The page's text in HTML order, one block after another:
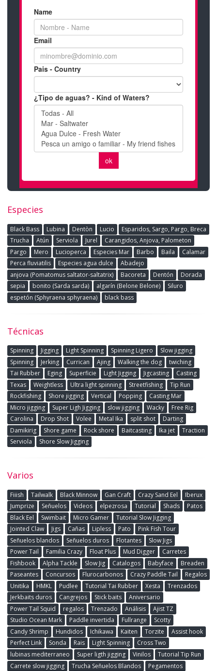
Especies
Black Bass Lubina Dentòn Lucio
Esparidos, Sargo, Pargo, Breca
Trucha
Atún Serviola Jurel
Carangidos, Anjova, Palometon
Pargo
Mero Lucioperca Especies Mar Barbo Baila
Calamar
Perca fluviatilis
Especies agua dulce
Abadejo
anjova (Pomatomus saltator-saltatrix)
Bacoreta Dentón
Dorada
sepia
bonito (Sarda sarda) algarín (Belone Belone)
Siluro
espetón (Sphyraena sphyraena)
black bass
Técnicas
Spinning Jigging Light Spinning Spinning Ligero
Slow jigging
Spinning
Jerking Currican Ajing Walking the dog
twiching
Tai Rubber
Eging Superficie Light Jigging Jigcasting
Casting
Texas
Weightless Ultra light spinning Streetfishing
Tip Run
Rockfishing
Shore jigging Vertical Popping
Casting Mar
Micro jigging
Super Ligh Jigging slow jigging Wacky
Free Rig
Carolina
Drop Shot Volee Metal Ika split shot
Darting
Damikirig
Shore game Rock shore Baitcasting Ika jet
Traction
Serviola
Shore Slow Jigging
Varios
Fiiish Tailwalk Black Minnow Gan Craft Crazy Sand Eel
Iberux
Jumprize
Señuelos Videos elpezrosa Tutorial Shads
Patos
Black Eel
Swimbait Micro Gamer
Tutorial Slow Jigging
Jointed Claw
Jigs Cañas Lipless Pato
Pink Fish Tour
Señuelos blandos
Señuelos duros Flotantes
Slow Jigs
Power Tail
Familia Crazy Float Plus Mud Digger
Carretes
Fishbook
Alpha Tackle Slow Jig Catalogos Babyface
Breaden
Paseantes
Concursos Flurocarbonos Crazy Paddle Tail
Regalos
Unitika
HMKL Pudlee Tutorial Tai Rubber Xesta
Trenzados
Jerkbaits duros
Cangrejos Stick baits
Aniversario
Power Tail Squid
regalos Trenzado Análisis
Ajist TZ
Studio Ocean Mark
Paddle invertida Fullrange
Scotty
Candy Shrimp
Hundidos Ichikawa Kaiten Torzite
Assist hook
Perfect Link
Sonda Rais Light Spinning
Cross Two
lubinas mediterraneo
Super ligth jigging Vinilos
Tutorial Tip Run
Carrete slow jigging
Trucha Señuelos Blandos
Pegamentos